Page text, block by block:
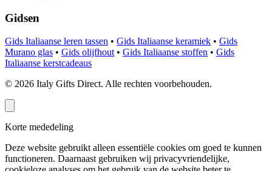
Gidsen
Gids Italiaanse leren tassen • Gids Italiaanse keramiek • Gids
Murano glas • Gids olijfhout • Gids Italiaanse stoffen • Gids
Italiaanse kerstcadeaus
© 2026 Italy Gifts Direct. Alle rechten voorbehouden.
Korte mededeling
Deze website gebruikt alleen essentiële cookies om goed te kunnen
functioneren. Daarnaast gebruiken wij privacyvriendelijke,